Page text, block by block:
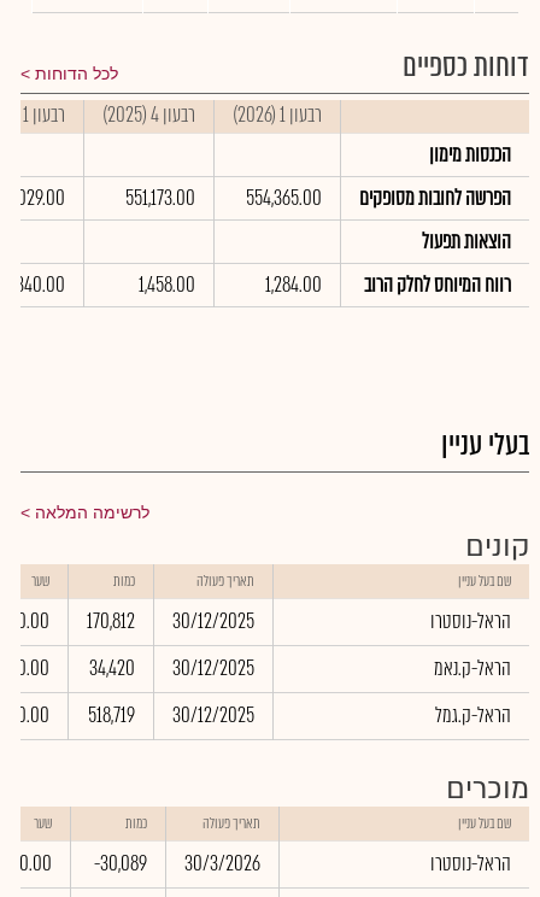
דוחות כספיים לכל הדוחות
רבעון 1 (2026) רבעון 4 (2025)
רבעון 1 (2025)
הכנסות מימון
הפרשה לחובות מסופקים
554,365.00
551,173.00
הוצאות תפעול
רווח המיוחס לחלק הרוב
1,284.00
1,458.00
1,340.00
בעלי עניין
לרשימה המלאה
קונים
שם בעל עניין תאריך פעולה כמות שער
הראל-נוסטרו 30/12/2025
170,812
0.00
הראל-ק.נאמ
30/12/2025
34,420
0.00
הראל-ק.גמל
30/12/2025
518,719
0.00
מוכרים
שם בעל עניין תאריך פעולה כמות שער
הראל-נוסטרו 30/3/2026
-30,089
0.00